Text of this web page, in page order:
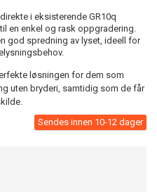
i eksisterende GR10q
en enkel og rask oppgradering.
god spredning av lyset, ideell for
løsningen for dem som
uten bryderi, samtidig som de får
Sendes innen 10-12 dager